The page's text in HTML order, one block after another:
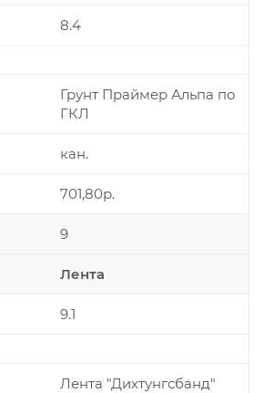
8.4
Грунт Праймер Альпа по
ГКЛ
кан.
701,80р.
9
Лента
9.1
Лента "Дихтунгсбанд"